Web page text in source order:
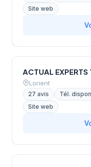
Site web
Lorient
27 avis Tél.
Site web